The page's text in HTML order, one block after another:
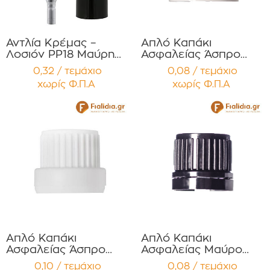
Αντλία Κρέμας –
Λοσιόν PP18 Μαύρη
με μαύρο
προστατευτικό σε
όλο το σώμα
Συσκευασία 12
0,32 / τεμάχιο
χωρίς Φ.Π.Α
Απλό Καπάκι
Ασφαλείας Άσπρο
PP18 – Τύπου One-
τεμαχίων
0,08 / τεμάχιο
χωρίς Φ.Π.Α
Απλό Καπάκι
Ασφαλείας Άσπρο
PP18 – Τύπου Two-
0,10 / τεμάχιο
Απλό Καπάκι
Ασφαλείας Μαύρο
PP18 – Τύπου One-
0,08 / τεμάχιο